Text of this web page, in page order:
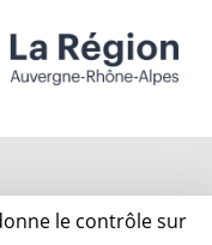
le contrôle sur